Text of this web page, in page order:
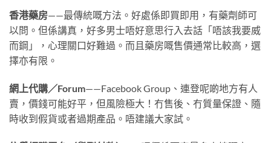
香港藥房——最傳統嘅方法。好處係即買即用，有藥劑師可
以問。但係講真，好多男士唔好意思行入去話「唔該我要威
而鋼」，心理關口好難過。而且藥房嘅售價通常比較高，選
擇亦有限。
網上代購／Forum——Facebook Group、連登呢啲地方有人
賣，價錢可能好平，但風險極大！冇售後、冇質量保證、隨
時收到假貨或者過期產品。唔建議大家試。